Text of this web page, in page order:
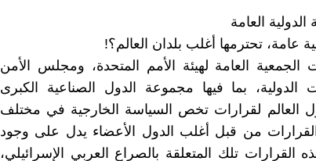
العامة
عامة، تحترمها أغلب بلدان العالم؟!
العامة لهيئة الأمم المتحدة، ومجلس الأمن
الدولية، بما فيها مجموعة الدول الصناعية الكبرى
العالم لقرارات تخص السياسة الخارجية في مختلف
من قبل أغلب الدول الأعضاء يدل على وجود
تلك المتعلقة بالصراع العربي الإسرائيلي،